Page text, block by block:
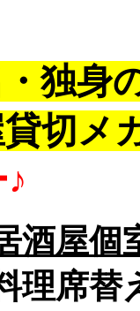
独身
切 メ
酒屋個
理席替